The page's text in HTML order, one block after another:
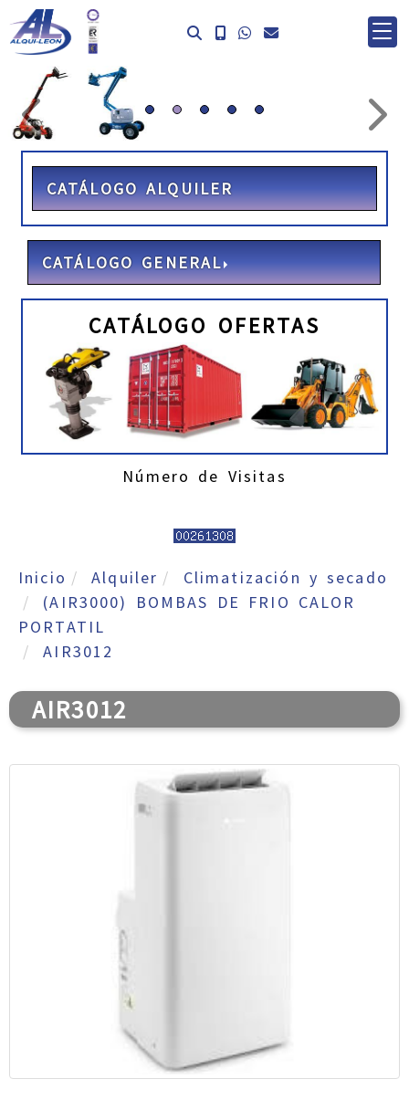
prev
CATÁLOGO ALQUILER
CATÁLOGO GENERAL
CATÁLOGO OFERTAS
Número de Visitas
Inicio Alquiler
Climatización y secado
(AIR3000) BOMBAS DE FRIO CALOR
PORTATIL
AIR3012
AIR3012